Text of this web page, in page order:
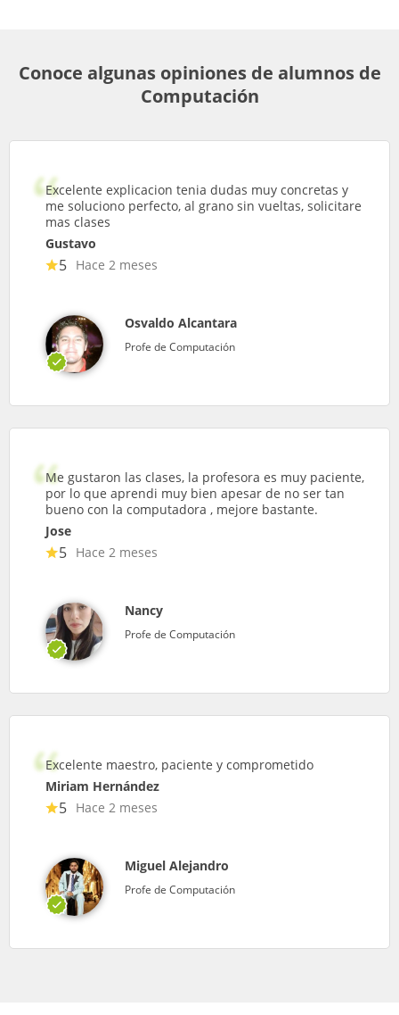
Conoce algunas opiniones de alumnos de
Computación
Excelente explicacion tenia dudas muy concretas y
me soluciono perfecto, al grano sin vueltas, solicitare
mas clases
Gustavo
5 Hace 2 meses
Osvaldo Alcantara
Profe de Computación
Me gustaron las clases, la profesora es muy paciente,
por lo que aprendi muy bien apesar de no ser tan
bueno con la computadora , mejore bastante.
Jose
5 Hace 2 meses
Nancy
Profe de Computación
Excelente maestro, paciente y comprometido
Miriam Hernández
5 Hace 2 meses
Miguel Alejandro
Profe de Computación